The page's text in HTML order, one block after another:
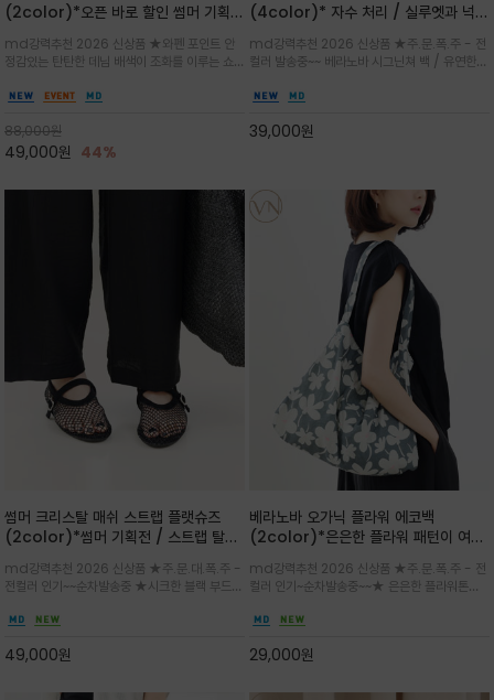
(2color)*오픈 바로 할인 썸머 기획
말 모임룩, 여행룩까지 ~
md강력추천 2026 신상품 ★와펜 포인트 안
정감있는 탄탄한 데님 배색이 조화를 이루는 쇼
클래식한 네이비·아이보리 스트라이프와 산뜻한
88,000원
49,000원 44%
(4color)* 자수 처리 / 실루엣과 넉넉
셜 숄더백
md강력추천 2026 신상품 ★주.문.폭.주 - 전
컬러 발송중~~ 베라노바 시그닌쳐 백 / 유연한
설계로 어깨의 피로도를 낮춰 편안한 착용/가볍
리 숄더백
39,000원
썸머 크리스탈 매쉬 스트랩 플랫슈즈
(2color)*썸머 기획전 / 스트랩 탈착
세한 메쉬 짜임 위로 은은하게 반짝이는
크리스탈 디테일을 더한 플랫슈즈
md강력추천 2026 신상품 ★주.문.대.폭.주 -
전컬러 인기~~순차발송중 ★시크한 블랙 부드러
하게 좋으며 가볍고 시원해 데일리 만능 아이템 /
49,000원
베라노바 오가닉 플라워 에코백
(2color)*은은한 플라워 패턴이 여름
코백
md강력추천 2026 신상품 ★주.문.폭.주 - 전
컬러 인기~순차발송중~~★ 은은한 플라워톤이
고급스럽게 내추럴한 감성의 천연 오가닉 코튼소
해져 완성
29,000원